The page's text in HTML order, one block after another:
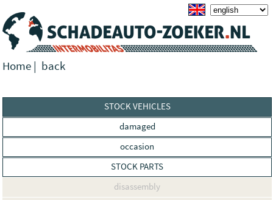
Home | back
STOCK VEHICLES
damaged
occasion
STOCK PARTS
disassembly